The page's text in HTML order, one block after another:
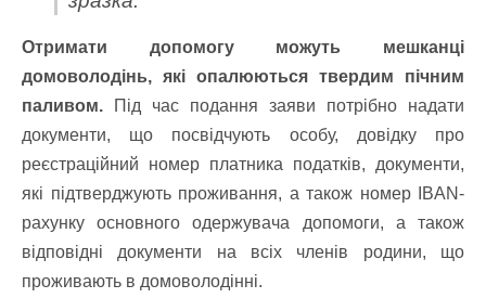
Отримати допомогу можуть мешканці
домоволодінь, які опалюються твердим пічним
паливом. Під час подання заяви потрібно надати
документи, що посвідчують особу, довідку про
реєстраційний номер платника податків, документи,
які підтверджують проживання, а також номер IBAN-
рахунку основного одержувача допомоги, а також
відповідні документи на всіх членів родини, що
проживають в домоволодінні.